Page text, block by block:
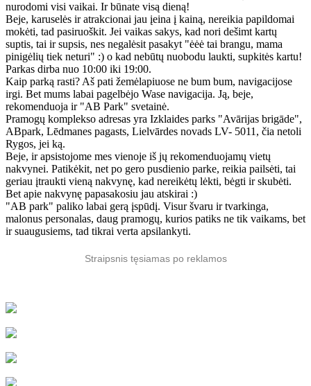
nurodomi visi vaikai. Ir būnate visą dieną!
Beje, karuselės ir atrakcionai jau įeina į kainą, nereikia papildomai
mokėti, tad pasiruoškit. Jei vaikas sakys, kad nori dešimt kartų
suptis, tai ir supsis, nes negalėsit pasakyt "ėėė tai brangu, mama
pinigėlių tiek neturi" :) o kad nebūtų nuobodu laukti, supkitės kartu!
Parkas dirba nuo 10:00 iki 19:00.
Kaip parką rasti? Aš pati žemėlapiuose ne bum bum, navigacijose
irgi. Bet mums labai pagelbėjo Wase navigacija. Ją, beje,
rekomenduoja ir "AB Park" svetainė.
Pramogų komplekso adresas yra Izklaides parks "Avārijas brigāde",
ABpark, Lēdmanes pagasts, Lielvārdes novads LV- 5011, čia netoli
Rygos, jei ką.
Beje, ir apsistojome mes vienoje iš jų rekomenduojamų vietų
nakvynei. Patikėkit, net po gero pusdienio parke, reikia pailsėti, tai
geriau įtraukti vieną nakvynę, kad nereikėtų lėkti, bėgti ir skubėti.
Bet apie nakvynę papasakosiu jau atskirai :)
"AB park" paliko labai gerą įspūdį. Visur švaru ir tvarkinga,
malonus personalas, daug pramogų, kurios patiks ne tik vaikams, bet
ir suaugusiems, tad tikrai verta apsilankyti.
Straipsnis tęsiamas po reklamos